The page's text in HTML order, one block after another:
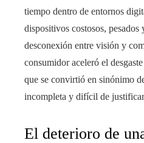
tiempo dentro de entornos
dispositivos costosos, pesados
desconexión entre visión y
consumidor aceleró el
que se convirtió en sinónimo
incompleta y difícil de
El deterioro de